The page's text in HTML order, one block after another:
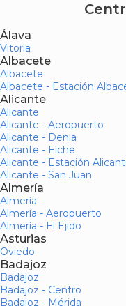
Álava
Vitoria
Albacete
Albacete
Albacete - Estación
Alicante
Alicante
Alicante - Aeropuerto
Alicante - Denia
Alicante - Elche
Alicante - Estación
Alicante - San Juan
Almería
Almería
Almería - Aeropuerto
Almería - El Ejido
Asturias
Oviedo
Badajoz
Badajoz
Badajoz - Centro
Badajoz - Mérida